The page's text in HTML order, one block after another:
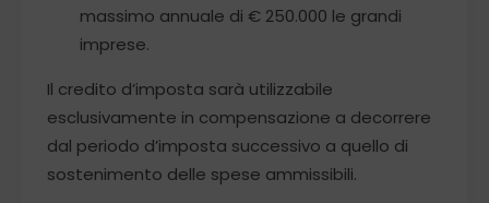
massimo annuale di € 250.000 le grandi
imprese.
Il credito d’imposta sarà utilizzabile
esclusivamente in compensazione a decorrere
dal periodo d’imposta successivo a quello di
sostenimento delle spese ammissibili.